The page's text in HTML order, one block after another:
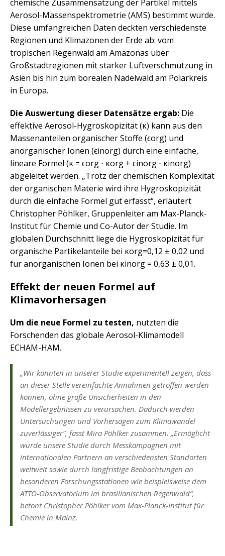
chemische Zusammensatzung der Partikel mittels
Aerosol-Massenspektrometrie (AMS) bestimmt wurde.
Diese umfangreichen Daten deckten verschiedenste
Regionen und Klimazonen der Erde ab: vom
tropischen Regenwald am Amazonas über
Großstadtregionen mit starker Luftverschmutzung in
Asien bis hin zum borealen Nadelwald am Polarkreis
in Europa.
Die Auswertung dieser Datensätze ergab: Die
effektive Aerosol-Hygroskopizität (κ) kann aus den
Massenanteilen organischer Stoffe (ϵorg) und
anorganischer Ionen (ϵinorg) durch eine einfache,
lineare Formel (κ = ϵorg ⋅ κorg + ϵinorg ⋅ κinorg)
abgeleitet werden. „Trotz der chemischen Komplexität
der organischen Materie wird ihre Hygroskopizität
durch die einfache Formel gut erfasst“, erläutert
Christopher Pöhlker, Gruppenleiter am Max-Planck-
Institut für Chemie und Co-Autor der Studie. Im
globalen Durchschnitt liege die Hygroskopizität für
organische Partikelanteile bei κorg=0,12 ± 0,02 und
für anorganischen Ionen bei κinorg = 0,63 ± 0,01.
Effekt der neuen Formel auf
Klimavorhersagen
Um die neue Formel zu testen, nutzten die
Forschenden das globale Aerosol-Klimamodell
ECHAM-HAM.
„Wir konnten in unserer Studie experimentell zeigen, dass
an dieser Stelle vereinfachte Annahmen getroffen werden
können, ohne große Unsicherheiten in den
Modellergebnissen zu verursachen. Dadurch werden
Untersuchungen und Vorhersagen zum Klimawandel
zuverlässiger“, fasst Mira Pöhlker zusammen. „Ermöglicht
wurde unsere Studie durch Messkampagnen mit
internationalen Partnern an verschiedensten Standorten
weltweit sowie durch langfristige Beobachtungen an
besonderen Forschungsstationen wie beispielsweise dem
ATTO-Observatorium im brasilianischen Regenwald“,
betont Christopher Pöhlker vom Max-Planck-Institut für
Chemie in Mainz.